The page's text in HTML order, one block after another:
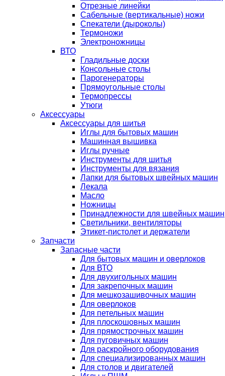
Отрезные линейки
Сабельные (вертикальные) ножи
Спекатели (дыроколы)
Термоножи
Электроножницы
ВТО
Гладильные доски
Консольные столы
Парогенераторы
Прямоугольные столы
Термопрессы
Утюги
Аксессуары
Аксессуары для шитья
Иглы для бытовых машин
Машинная вышивка
Иглы ручные
Инструменты для шитья
Инструменты для вязания
Лапки для бытовых швейных машин
Лекала
Масло
Ножницы
Принадлежности для швейных машин
Светильники, вентиляторы
Этикет-пистолет и держатели
Запчасти
Запасные части
Для бытовых машин и оверлоков
Для ВТО
Для двухигольных машин
Для закрепочных машин
Для мешкозашивочных машин
Для оверлоков
Для петельных машин
Для плоскошовных машин
Для прямострочных машин
Для пуговичных машин
Для раскройного оборудования
Для специализированных машин
Для столов и двигателей